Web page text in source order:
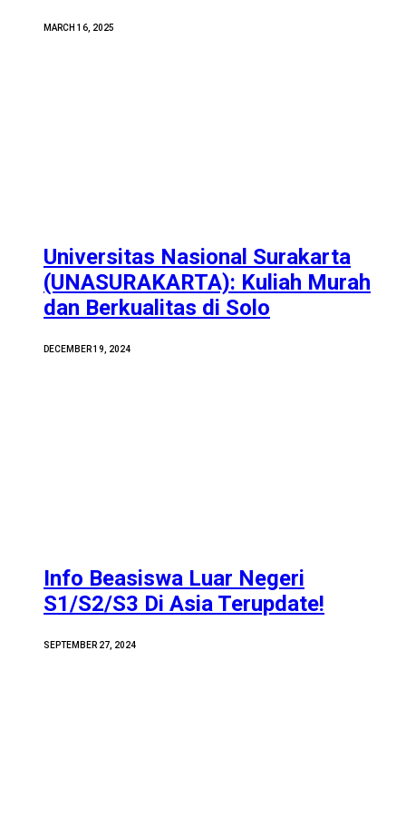
MARCH 16, 2025
Universitas Nasional Surakarta
(UNASURAKARTA): Kuliah Murah
dan Berkualitas di Solo
DECEMBER 19, 2024
Info Beasiswa Luar Negeri
S1/S2/S3 Di Asia Terupdate!
SEPTEMBER 27, 2024